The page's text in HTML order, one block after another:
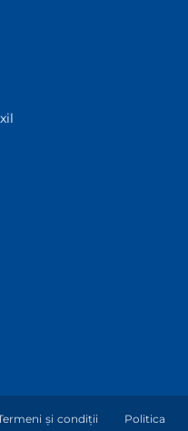
și condiții Politica